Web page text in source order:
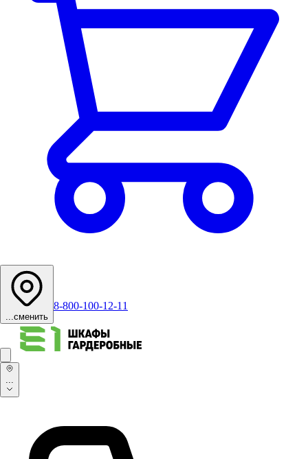
...сменить
8-800-100-12-11
...